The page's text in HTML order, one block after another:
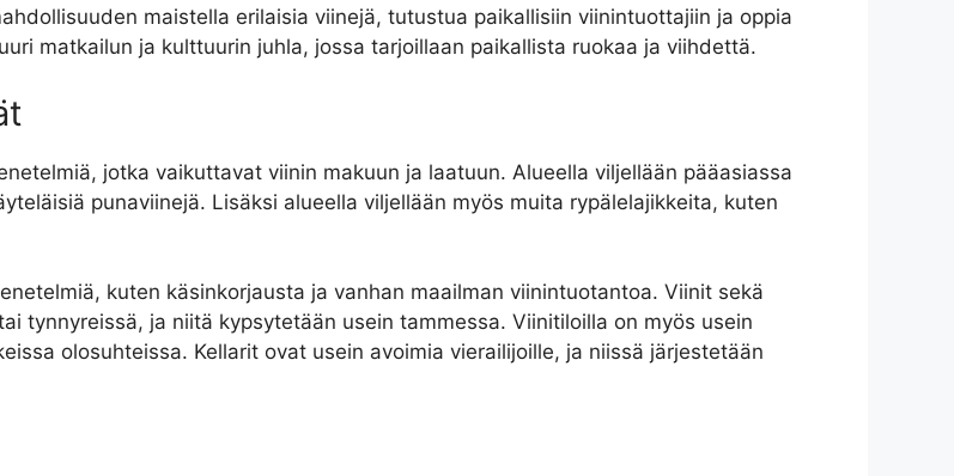
maistella erilaisia viinejä, tutustua paikallisiin viinintuottajiin ja oppia
matkailun ja kulttuurin juhla, jossa tarjoillaan paikallista ruokaa ja viihdettä.
jotka vaikuttavat viinin makuun ja laatuun. Alueella viljellään pääasiassa
punaviinejä. Lisäksi alueella viljellään myös muita rypälelajikkeita, kuten
kuten käsinkorjausta ja vanhan maailman viinintuotantoa. Viinit sekä
tynnyreissä, ja niitä kypsytetään usein tammessa. Viinitiloilla on myös usein
olosuhteissa. Kellarit ovat usein avoimia vierailijoille, ja niissä järjestetään